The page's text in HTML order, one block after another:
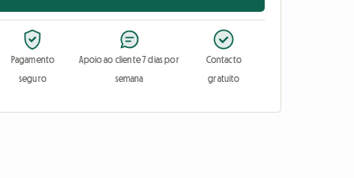
Pagamento
seguro
Apoio ao cliente 7 dias por
semana
Contacto
gratuito